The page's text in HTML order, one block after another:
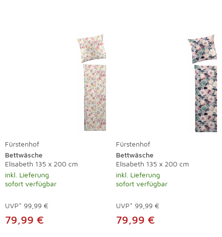
Fürstenhof
Bettwäsche
Elisabeth 135 x 200 cm
inkl. Lieferung
sofort verfügbar
UVP* 99,99 €
79,99 €
Fürstenhof
Bettwäsche
Elisabeth 135 x 200 cm
inkl. Lieferung
sofort verfügbar
UVP* 99,99 €
79,99 €